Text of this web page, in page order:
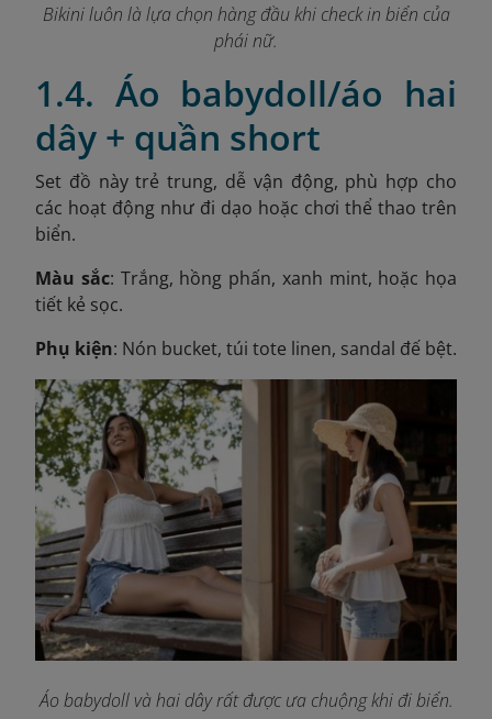
Bikini luôn là lựa chọn hàng đầu khi check in biển của
phái nữ.
1.4. Áo babydoll/áo hai
dây + quần short
Set đồ này trẻ trung, dễ vận động, phù hợp cho
các hoạt động như đi dạo hoặc chơi thể thao trên
biển.
Màu sắc: Trắng, hồng phấn, xanh mint, hoặc họa
tiết kẻ sọc.
Phụ kiện: Nón bucket, túi tote linen, sandal đế bệt.
Áo babydoll và hai dây rất được ưa chuộng khi đi biển.